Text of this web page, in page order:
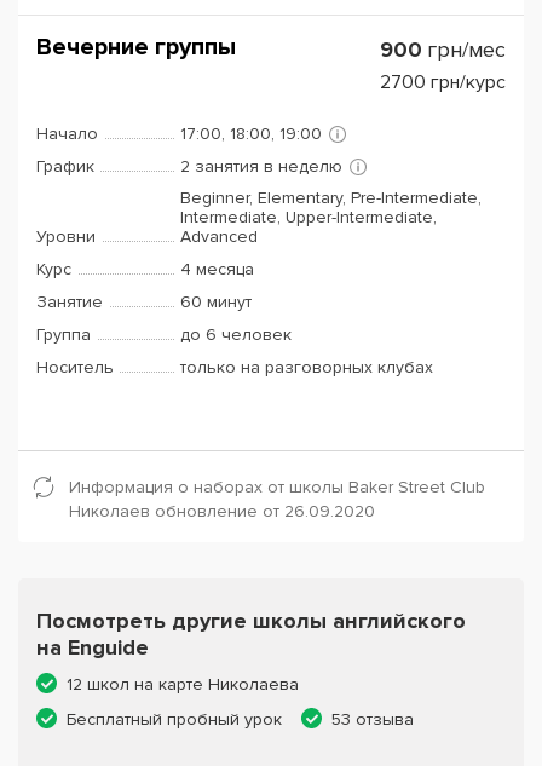
Вечерние группы 900 грн/мес
2700 грн/курс
Начало
17:00, 18:00, 19:00
График
2 занятия в неделю
Уровни
Beginner, Elementary, Pre-Intermediate,
Intermediate, Upper-Intermediate,
Advanced
Курс
4 месяца
Занятие
60 минут
Группа
до 6 человек
Носитель
только на разговорных клубах
Информация о наборах от школы Baker Street Club
Николаев обновление от 26.09.2020
Посмотреть другие школы английского
на Enguide
12 школ на карте Николаева
Бесплатный пробный урок
53 отзыва